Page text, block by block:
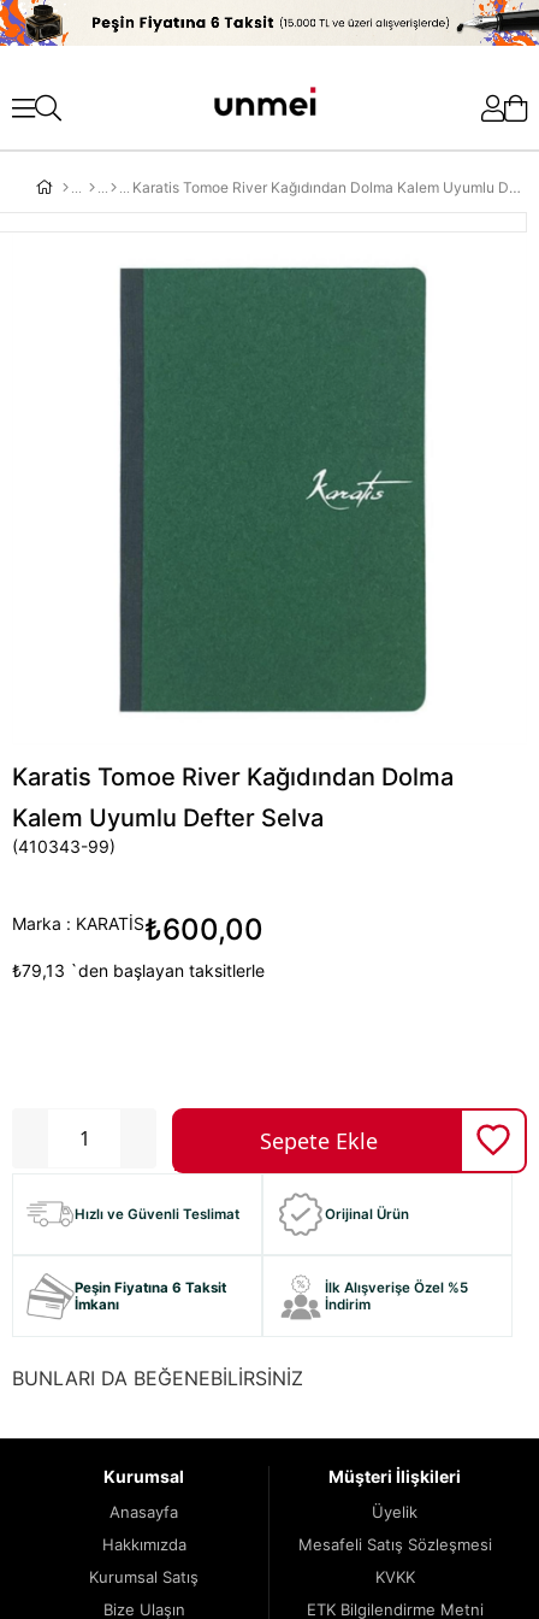
'
Karatis Tomoe River Kağıdından Dolma Kalem Uyumlu Defter Selva
Karatis Tomoe River Kağıdından Dolma
Kalem Uyumlu Defter Selva
(410343-99)
Marka : KARATİS₺600,00
₺79,13 `den başlayan taksitlerle
Hızlı ve Güvenli Teslimat Orijinal Ürün
Peşin Fiyatına 6 Taksit
İmkanı
İlk Alışverişe Özel %5
İndirim
BUNLARI DA BEĞENEBİLİRSİNİZ
Kurumsal
Anasayfa
Hakkımızda
Kurumsal Satış
Bize Ulaşın
Müşteri İlişkileri
Üyelik
Mesafeli Satış Sözleşmesi
KVKK
ETK Bilgilendirme Metni